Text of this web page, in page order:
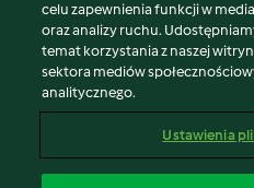
Warunki korzystania
Polityka prywatności
Disclaimer
Znak wydawcy
Zgłoś treść
celu zapewnienia funkcji w
oraz analizy ruchu.
temat korzystania z naszej
sektora mediów
analitycznego.
Ustawienia